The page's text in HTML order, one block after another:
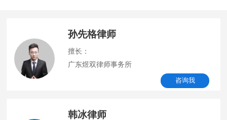
孙先格律师
擅长：
广东煜双律师事务所
咨询我
韩冰律师